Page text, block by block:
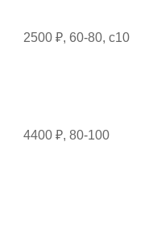
2500 ₽, 60-80, с10
4400 ₽, 80-100